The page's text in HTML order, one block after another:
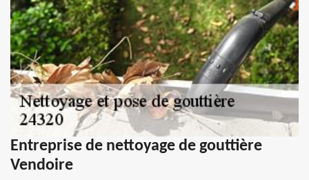
Entreprise de nettoyage de gouttière
Vendoire